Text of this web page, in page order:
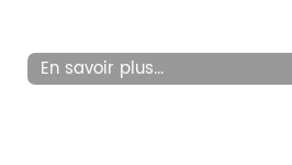
En savoir plus...